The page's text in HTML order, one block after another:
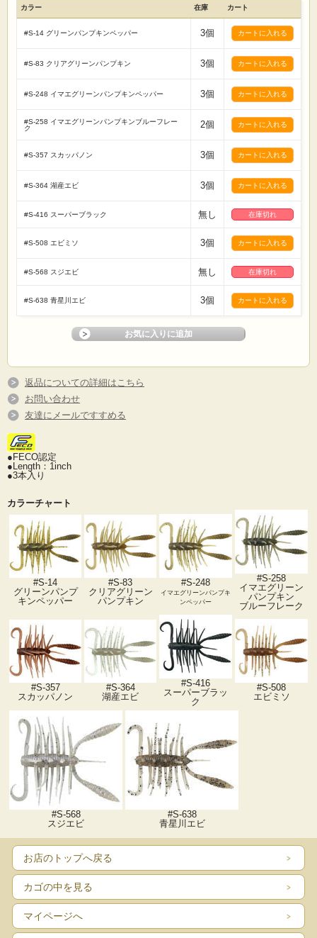
カラー 在庫 カート
#S-14 グリーンパンプキンペッパー 3個
#S-83 クリアグリーンパンプキン 3個
#S-248 イマエグリーンパンプキンペッパー 3個
#S-258 イマエグリーンパンプキンブルーフレー
ク
2個
#S-357 スカッパノン 3個
#S-364 湖産エビ 3個
#S-416 スーパーブラック 無し 在庫切れ
#S-508 エビミソ 3個
#S-568 スジエビ 無し 在庫切れ
#S-638 青星川エビ 3個
返品についての詳細はこちら
お問い合わせ
友達にメールですすめる
●FECO認定
●Length：1inch
●3本入り
カラーチャート
#S-14
グリーンパンプ
キンペッパー
#S-83
クリアグリーン
パンプキン
#S-248
イマエグリーンパンプキ
ンペッパー
#S-258
イマエグリーン
パンプキン
ブルーフレーク
#S-357
スカッパノン
#S-364
湖産エビ
#S-416
スーパーブラッ
ク
#S-508
エビミソ
#S-568
スジエビ
#S-638
青星川エビ
お店のトップへ戻る
カゴの中を見る
マイページへ